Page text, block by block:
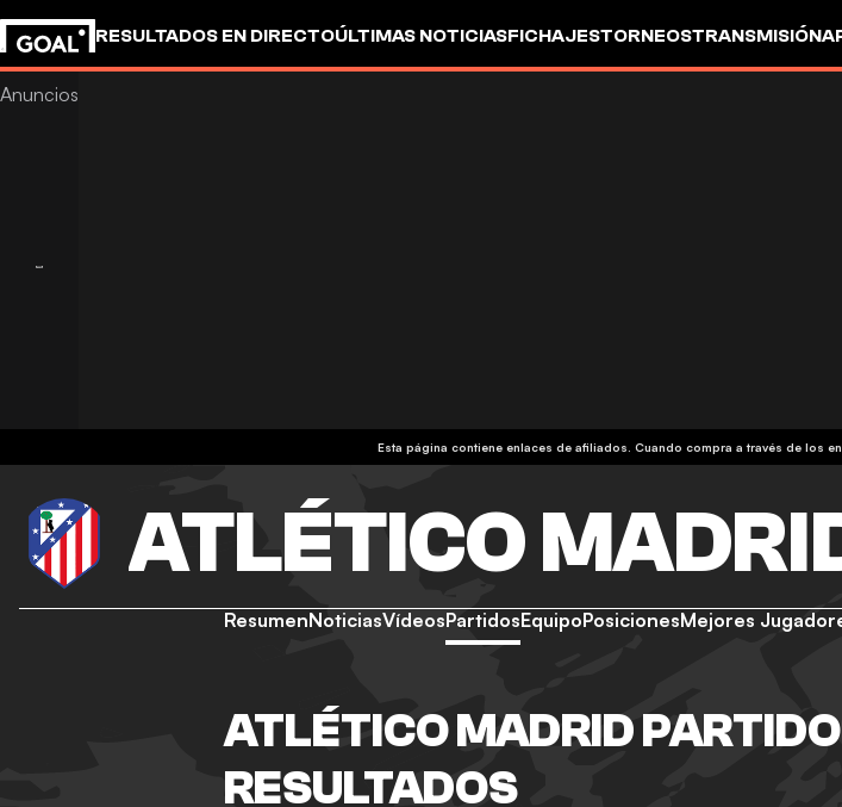
RESULTADOS EN DIRECTOÚLTIMAS NOTICIASFICHAJESTORNEOSTRANSMISIÓN
Esta página contiene enlaces de afiliados. Cuando compra a través de los
ATLÉTICO
ResumenNoticiasVídeosPartidosEquipoPosicionesMejores
ATLÉTICO MADRID
RESULTADOS